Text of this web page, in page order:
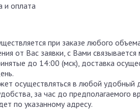
и оплата
при заказе любого
от Вас заявки, с Вами
до 14:00 (мск), доставка
осуществляться в любой удобный
за час до предполагаемого
по указанному адресу.